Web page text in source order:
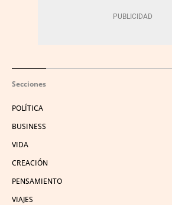
Secciones
POLÍTICA
BUSINESS
VIDA
CREACIÓN
PENSAMIENTO
VIAJES